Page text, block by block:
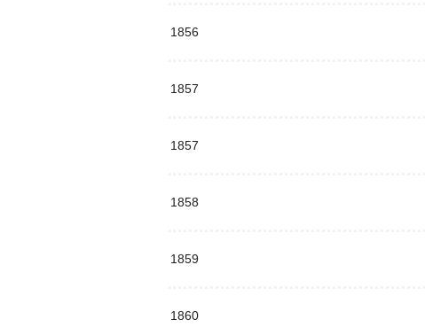
1856
1857
1857
1858
1859
1860